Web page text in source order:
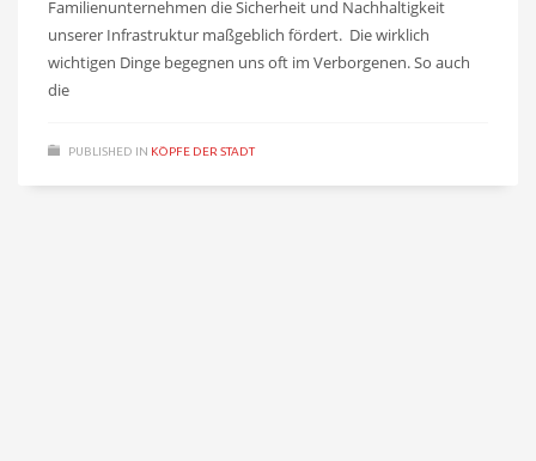
Familienunternehmen die Sicherheit und Nachhaltigkeit
unserer Infrastruktur maßgeblich fördert. Die wirklich
wichtigen Dinge begegnen uns oft im Verborgenen. So auch
die
PUBLISHED IN KÖPFE DER STADT